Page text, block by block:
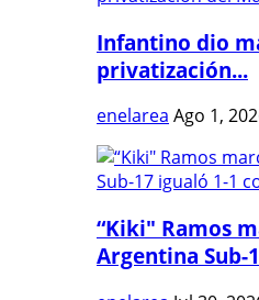
Infantino dio
privatización...
enelarea Ago 1,
“Kiki" Ramos
Argentina Sub-